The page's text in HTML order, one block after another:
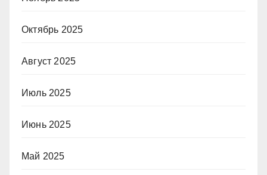
Октябрь 2025
Август 2025
Июль 2025
Июнь 2025
Май 2025